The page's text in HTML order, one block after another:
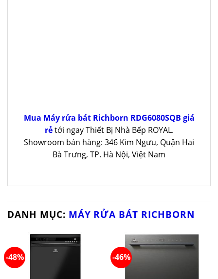
Mua Máy rửa bát Richborn RDG6080SQB giá
rẻtới ngay Thiết Bị Nhà Bếp ROYAL.
Showroom bán hàng: 346 Kim Ngưu, Quận Hai
Bà Trưng, TP. Hà Nội, Việt Nam
DANH MỤC: MÁY RỬA BÁT RICHBORN
-48% -46%